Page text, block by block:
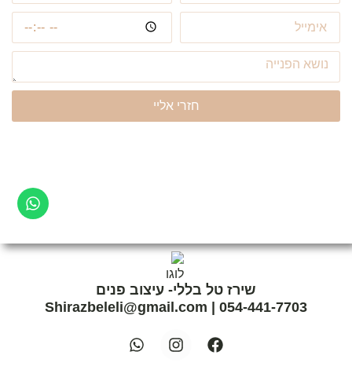
חזרי אליי
שירז טל בללי- עיצוב פנים
054-441-7703
Shirazbeleli@gmail.com